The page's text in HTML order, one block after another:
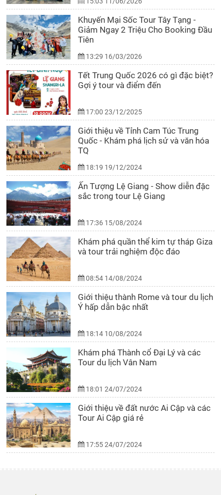
Khuyến Mại Sốc Tour Tây Tạng -
Giảm Ngay 2 Triệu Cho Booking Đầu
Tiên
13:29 16/03/2026
Tết Trung Quốc 2026 có gì đặc biệt?
Gợi ý tour và điểm đến
17:00 23/12/2025
Giới thiệu về Tỉnh Cam Túc Trung
Quốc - Khám phá lịch sử và văn hóa
TQ
18:19 19/12/2024
Ấn Tượng Lệ Giang - Show diễn đặc
sắc trong tour Lệ Giang
17:36 15/08/2024
Khám phá quần thể kim tự tháp Giza
và tour trải nghiệm độc đáo
08:54 14/08/2024
Giới thiệu thành Rome và tour du lịch
Ý hấp dẫn bậc nhất
18:14 10/08/2024
Khám phá Thành cổ Đại Lý và các
Tour du lịch Vân Nam
18:01 24/07/2024
Giới thiệu về đất nước Ai Cập và các
Tour Ai Cập giá rẻ
17:55 24/07/2024